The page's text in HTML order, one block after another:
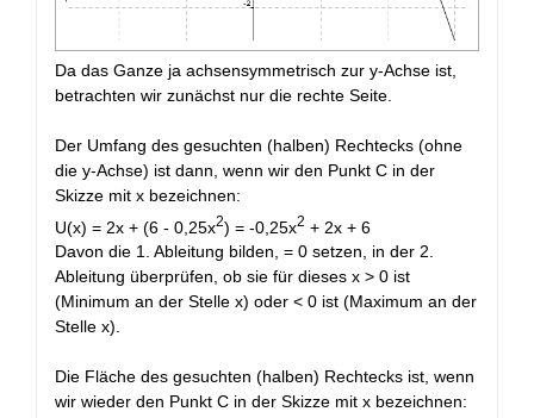
Da das Ganze ja achsensymmetrisch zur y-Achse ist,
betrachten wir zunächst nur die rechte Seite.
Der Umfang des gesuchten (halben) Rechtecks (ohne
die y-Achse) ist dann, wenn wir den Punkt C in der
Skizze mit x bezeichnen:
U(x) = 2x + (6 - 0,25x2) = -0,25x2 + 2x + 6
Davon die 1. Ableitung bilden, = 0 setzen, in der 2.
Ableitung überprüfen, ob sie für dieses x > 0 ist
(Minimum an der Stelle x) oder < 0 ist (Maximum an der
Stelle x).
Die Fläche des gesuchten (halben) Rechtecks ist, wenn
wir wieder den Punkt C in der Skizze mit x bezeichnen: